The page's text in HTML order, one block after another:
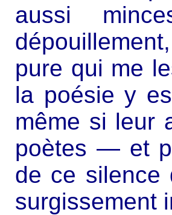
aussi
pure qui me
la poésie y
même si leur
poètes — et
de ce silence
surgissement